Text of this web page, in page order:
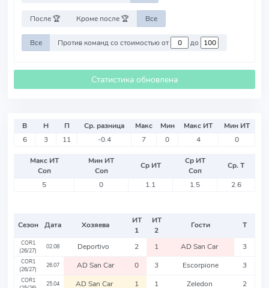
После 🏆 Кроме после 🏆 Все
Все Против команд со стоимостью от до
Статистика обновлена
В Н П Ср. разница Макс Мин Макс ИТ
Мин ИТ
6
3 11 -0.4 7 0 4 0
Макс ИТ
Соп
Мин ИТ
Соп
Ср ИТ
Ср ИТ
Соп
Ср. Т
5
0 1.1 1.5 2.6
Сезон Дата Хозяева
ИТ
1
ИТ
2
Гости Т
COR1
(26/27)
02.08 Deportivo 2 1 AD San Car 3
COR1
(26/27)
26.07 AD San Car 0 3 Escorpione 3
COR1
25.04 AD San Car 1 1 Zeledon 2